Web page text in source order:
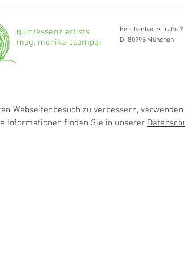
musikalische
quintessenz artists
mag. monika csampai
Ferchenbachstraße 7
D- 80995 München
Webseitenbesuch zu verbessern,
Informationen finden Sie in unserer